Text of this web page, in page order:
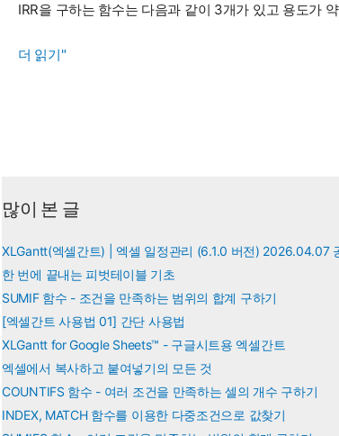
IRR을 구하는 함수는 다음과 같이 3개가 있고 용도가
XIRR
흐
의
간
격
이
일
정
하
지
더 읽기"
많이 본 글
XLGantt(엑셀간트) | 엑셀 일정관리 (6.1.0 버전) 2026.04.07
한 번에 끝내는 피벗테이블 기초
SUMIF 함수 - 조건을 만족하는 범위의 합계 구하기
[엑셀간트 사용법 01] 간단 사용법
XLGantt for Google Sheets™ - 구글시트용 엑셀간트
엑셀에서 복사하고 붙여넣기의 모든 것
COUNTIFS 함수 - 여러 조건을 만족하는 셀의 개수 구하기
INDEX, MATCH 함수를 이용한 다중조건으로 값찾기